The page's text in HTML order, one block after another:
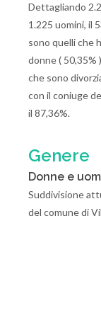
Dettagliando
1.225 uomini, il
sono quelli che
donne ( 50,35%
che sono
con il coniuge
il 87,36%.
Genere
Donne e
Suddivisione
del comune di